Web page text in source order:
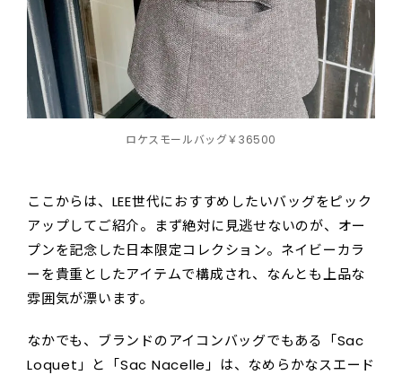
ロケスモールバッグ￥36500
ここからは、LEE世代におすすめしたいバッグをピック
アップしてご紹介。まず絶対に見逃せないのが、オー
プンを記念した日本限定コレクション。ネイビーカラ
ーを貴重としたアイテムで構成され、なんとも上品な
雰囲気が漂います。
なかでも、ブランドのアイコンバッグでもある「Sac
Loquet」と「Sac Nacelle」は、なめらかなスエード